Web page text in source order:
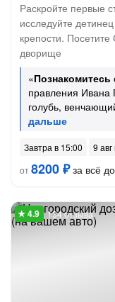
Раскройте первые
исследуйте
крепости.
дворище
«Познакомитесь
правления Ивана
голубь,
Завтра в 15:00
9
от8200 ₽за всё
134 отзыва